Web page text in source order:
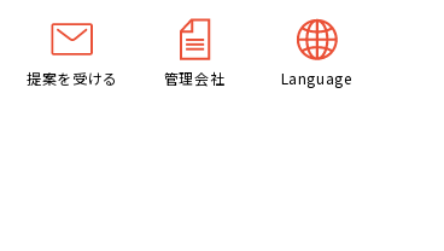
提案を受ける 管理会社 Language